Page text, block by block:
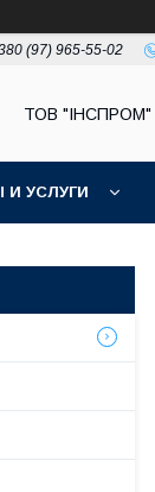
(97) 965-55-02
ТОВ "ІНСПРОМ"
И УСЛУГИ